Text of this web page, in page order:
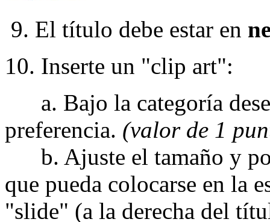
9. El título debe estar en
10. Inserte un "clip art":
a. Bajo la categoría
preferencia. (valor de 1
b. Ajuste el tamaño y
que pueda colocarse en la
"slide" (a la derecha del